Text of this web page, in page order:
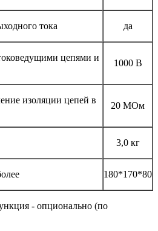
тока да
цепями и
1000 В
изоляции цепей в
20 МОм
3,0 кг
180*170*80
- опционально (по